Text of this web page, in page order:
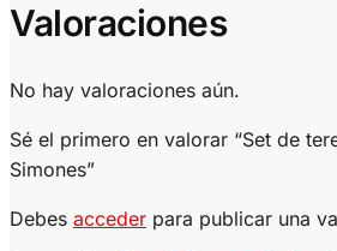
Valoraciones
No hay valoraciones aún.
Sé el primero en valorar “Set de
Simones”
Debes acceder para publicar una